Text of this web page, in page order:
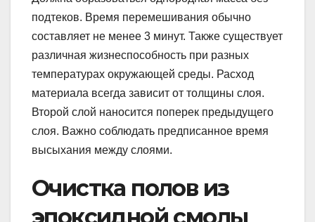
подтеков. Время перемешивания обычно
составляет не менее 3 минут. Также существует
различная жизнеспособность при разных
температурах окружающей среды. Расход
материала всегда зависит от толщины слоя.
Второй слой наносится поперек предыдущего
слоя. Важно соблюдать предписанное время
высыхания между слоями.
Очистка полов из
эпоксидной смолы